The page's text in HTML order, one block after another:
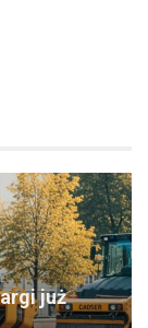
już